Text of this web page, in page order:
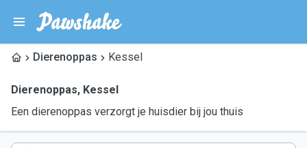
Dierenoppas Kessel
Dierenoppas, Kessel
Een dierenoppas verzorgt je huisdier bij jou thuis